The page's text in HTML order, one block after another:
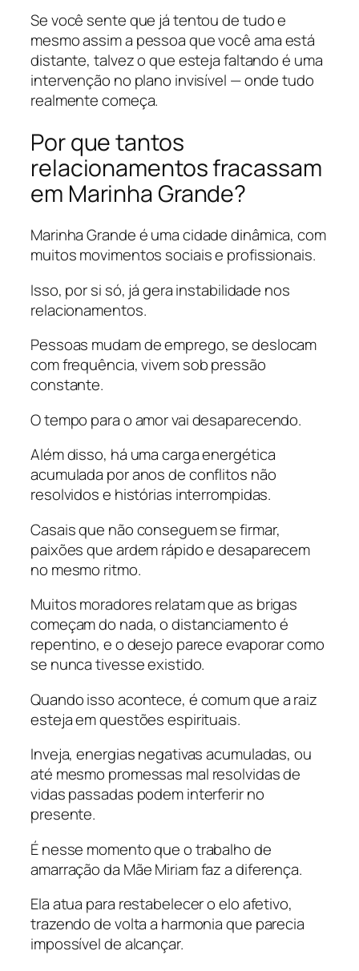
Se você sente que já tentou de tudo e
mesmo assim a pessoa que você ama está
distante, talvez o que esteja faltando é uma
intervenção no plano invisível — onde tudo
realmente começa.
Por que tantos
relacionamentos fracassam
em Marinha Grande?
Marinha Grande é uma cidade dinâmica, com
muitos movimentos sociais e profissionais.
Isso, por si só, já gera instabilidade nos
relacionamentos.
Pessoas mudam de emprego, se deslocam
com frequência, vivem sob pressão
constante.
O tempo para o amor vai desaparecendo.
Além disso, há uma carga energética
acumulada por anos de conflitos não
resolvidos e histórias interrompidas.
Casais que não conseguem se firmar,
paixões que ardem rápido e desaparecem
no mesmo ritmo.
Muitos moradores relatam que as brigas
começam do nada, o distanciamento é
repentino, e o desejo parece evaporar como
se nunca tivesse existido.
Quando isso acontece, é comum que a raiz
esteja em questões espirituais.
Inveja, energias negativas acumuladas, ou
até mesmo promessas mal resolvidas de
vidas passadas podem interferir no
presente.
É nesse momento que o trabalho de
amarração da Mãe Miriam faz a diferença.
Ela atua para restabelecer o elo afetivo,
trazendo de volta a harmonia que parecia
impossível de alcançar.